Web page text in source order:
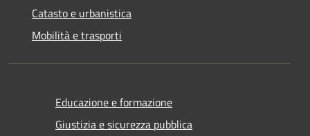
Catasto e urbanistica
Mobilità e trasporti
Educazione e formazione
Giustizia e sicurezza pubblica